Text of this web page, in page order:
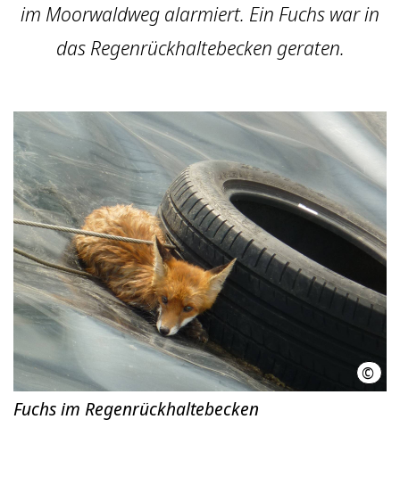
im Moorwaldweg alarmiert. Ein Fuchs war in
das Regenrückhaltebecken geraten.
©
Fuchs im Regenrückhaltebecken